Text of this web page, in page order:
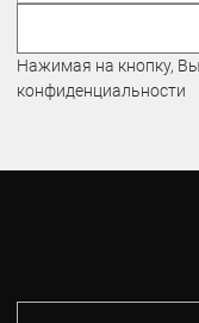
Нажимая на кнопку,
конфиденциальности